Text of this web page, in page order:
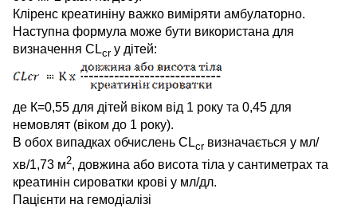
Кліренс креатиніну важко виміряти амбулаторно.
Наступна формула може бути використана для
визначення СLcrу дітей:
де К=0,55 для дітей віком від 1 року та 0,45 для
немовлят (віком до 1 року).
В обох випадках обчислень СLcrвизначається у мл/
хв/1,73 м2, довжина або висота тіла у сантиметрах та
креатинін сироватки крові у мл/дл.
Пацієнти на гемодіалізі